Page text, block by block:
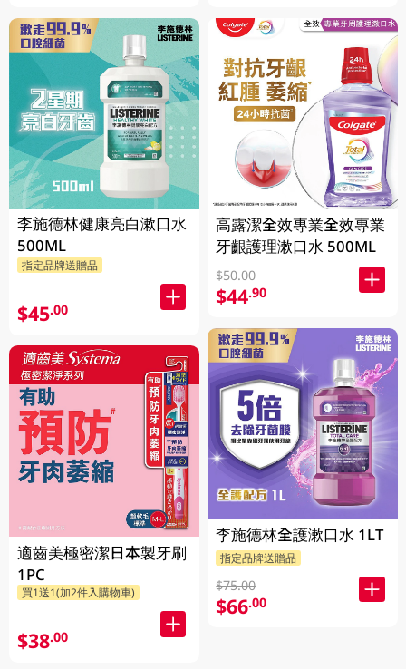
李施德林健康亮白漱口水
500ML
指定品牌送贈品
$45.00
適齒美極密潔日本製牙刷
1PC
買1送1(加2件入購物車)
$38.00
高露潔全效專業全效專業
牙齦護理漱口水 500ML
$50.00
$44.90
李施德林全護漱口水 1LT
指定品牌送贈品
$75.00
$66.00